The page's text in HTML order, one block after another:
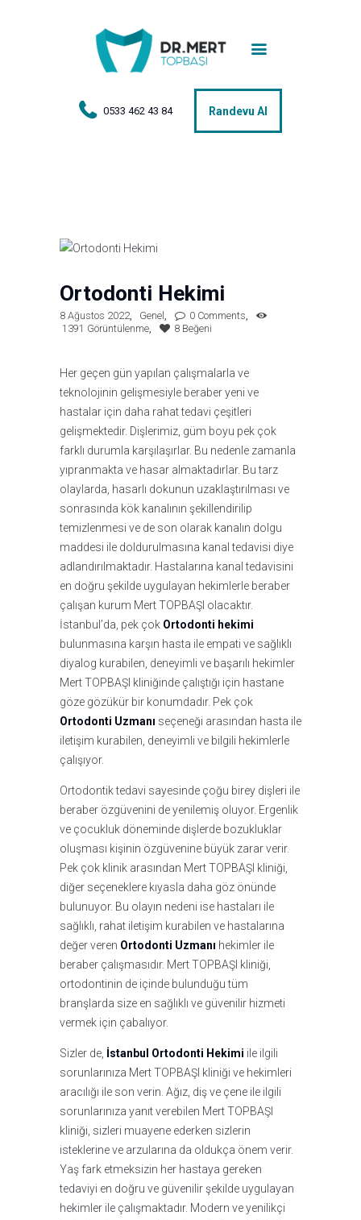
0533 462 43 84 Randevu Al
Anasayfa
Tedaviler
Hakkımda
Ortodonti Hekimi
8 Ağustos 2022 Genel 0 Comments
1391 Görüntülenme 8 Beğeni
Her geçen gün yapılan çalışmalarla ve
teknolojinin gelişmesiyle beraber yeni ve
hastalar için daha rahat tedavi çeşitleri
gelişmektedir. Dişlerimiz, güm boyu pek çok
farklı durumla karşılaşırlar. Bu nedenle zamanla
yıpranmakta ve hasar almaktadırlar. Bu tarz
olaylarda, hasarlı dokunun uzaklaştırılması ve
sonrasında kök kanalının şekillendirilip
temizlenmesi ve de son olarak kanalın dolgu
maddesi ile doldurulmasına kanal tedavisi diye
adlandırılmaktadır. Hastalarına kanal tedavisini
en doğru şekilde uygulayan hekimlerle beraber
çalışan kurum Mert TOPBAŞI olacaktır.
İstanbul’da, pek çok Ortodonti hekimi
bulunmasına karşın hasta ile empati ve sağlıklı
diyalog kurabilen, deneyimli ve başarılı hekimler
Mert TOPBAŞI kliniğinde çalıştığı için hastane
göze gözükür bir konumdadır. Pek çok
Ortodonti Uzmanı seçeneği arasından hasta ile
iletişim kurabilen, deneyimli ve bilgili hekimlerle
çalışıyor.
Ortodontik tedavi sayesinde çoğu birey dişleri ile
beraber özgüvenini de yenilemiş oluyor. Ergenlik
ve çocukluk döneminde dişlerde bozukluklar
oluşması kişinin özgüvenine büyük zarar verir.
Pek çok klinik arasından Mert TOPBAŞI kliniği,
diğer seçeneklere kıyasla daha göz önünde
bulunuyor. Bu olayın nedeni ise hastaları ile
sağlıklı, rahat iletişim kurabilen ve hastalarına
değer veren Ortodonti Uzmanı hekimler ile
beraber çalışmasıdır. Mert TOPBAŞI kliniği,
ortodontinin de içinde bulunduğu tüm
branşlarda size en sağlıklı ve güvenilir hizmeti
vermek için çabalıyor.
Sizler de, İstanbul Ortodonti Hekimi ile ilgili
sorunlarınıza Mert TOPBAŞI kliniği ve hekimleri
aracılığı ile son verin. Ağız, diş ve çene ile ilgili
sorunlarınıza yanıt verebilen Mert TOPBAŞI
kliniği, sizleri muayene ederken sizlerin
isteklerine ve arzularına da oldukça önem verir.
Yaş fark etmeksizin her hastaya gereken
tedaviyi en doğru ve güvenilir şekilde uygulayan
hekimler ile çalışmaktadır. Modern ve yenilikçi